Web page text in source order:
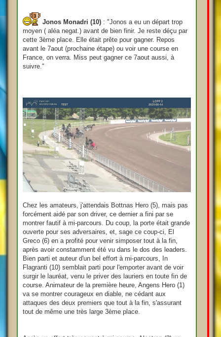
Jonos Monadri (10) : "Jonos a eu un départ trop
moyen ( aléa negat.) avant de bien finir. Je reste déçu par
cette 3ème place. Elle était prête pour gagner. Repos
avant le 7aout (prochaine étape) ou voir une course en
France, on verra. Miss peut gagner ce 7aout aussi, à
suivre."
Chez les amateurs, j'attendais Bottnas Hero (5), mais pas
forcément aidé par son driver, ce dernier a fini par se
montrer fautif à mi-parcours. Du coup, la porte était grande
ouverte pour ses adversaires, et, sage ce coup-ci, El
Greco (6) en a profité pour venir simposer tout à la fin,
après avoir constamment été vu dans le dos des leaders.
Bien parti et auteur d'un bel effort à mi-parcours, In
Flagranti (10) semblait parti pour l'emporter avant de voir
surgir le lauréat, venu le priver des lauriers en toute fin de
course. Animateur de la première heure, Angens Hero (1)
va se montrer courageux en diable, ne cédant aux
attaques des deux premiers que tout à la fin, s'assurant
tout de même une très large 3ème place.